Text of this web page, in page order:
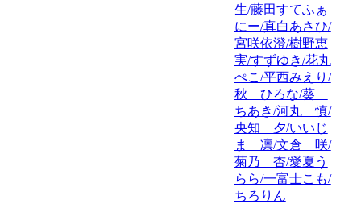
生/藤田すてふぁ
にー/真白あさひ/
宮咲依澄/樹野恵
実/すずゆき/花丸
ぺこ/平西みえり/
秋 ひろな/葵
ちあき/河丸 慎/
央知 夕/いいじ
ま 凛/文倉 咲/
菊乃 杏/愛夏う
らら/一富士こも/
ちろりん